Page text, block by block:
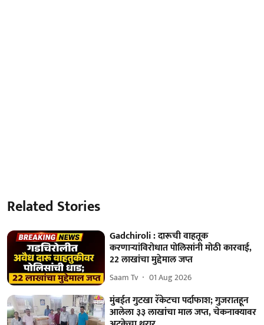
Related Stories
Gadchiroli : दारूची वाहतूक
करणाऱ्यांविरोधात पोलिसांनी मोठी कारवाई,
22 लाखांचा मुद्देमाल जप्त
Saam Tv 01 Aug 2026
मुंबईत गुटखा रॅकेटचा पर्दाफाश; गुजरातहून
आलेला ३३ लाखांचा माल जप्त, चेकनाक्यावर